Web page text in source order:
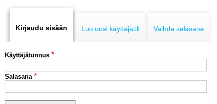
ENDURO
tabs
Kirjaudu sisään Luo uusi käyttäjätili Vaihda salasana
Käyttäjätunnus
Salasana